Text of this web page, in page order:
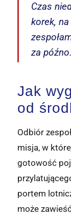
Czas
korek,
za późno.
Jak
od
Odbiór
misja, w
gotowość
portem
może